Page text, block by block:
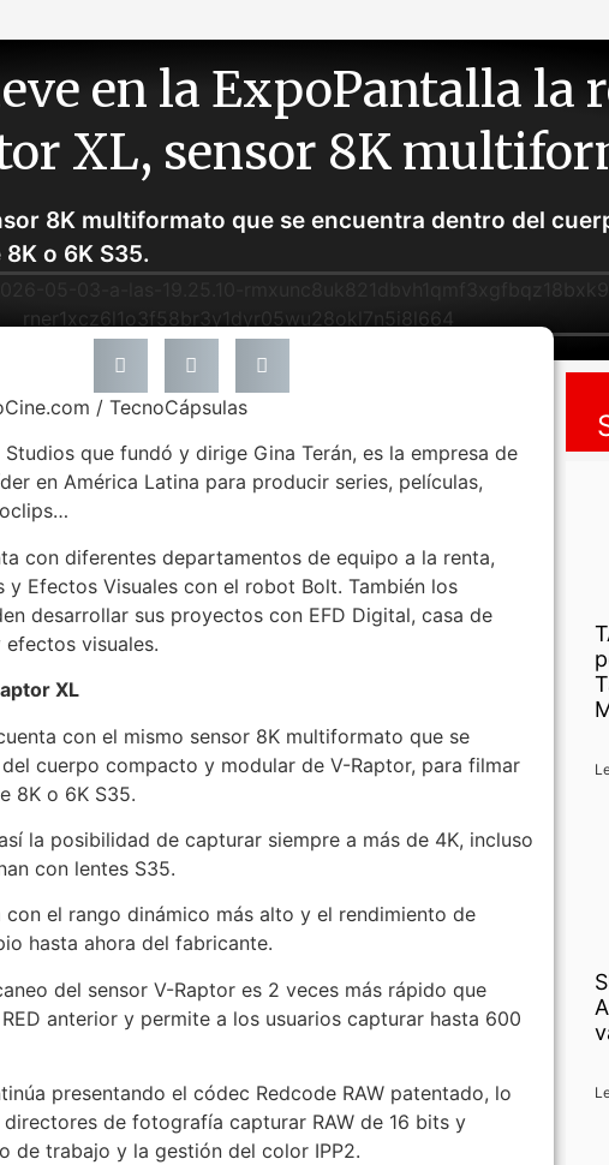
en la ExpoPantalla la
XL, sensor 8K
8K multiformato que se encuentra dentro del
o 6K S35.
/ TecnoCápsulas
Studios que fundó y dirige Gina Terán, es la empresa de
en América Latina para producir series, películas,
con diferentes departamentos de equipo a la renta,
y Efectos Visuales con el robot Bolt. También los
desarrollar sus proyectos con EFD Digital, casa de
visuales.
XL
con el mismo sensor 8K multiformato que se
cuerpo compacto y modular de V-Raptor, para filmar
8K o 6K S35.
la posibilidad de capturar siempre a más de 4K, incluso
con lentes S35.
con el rango dinámico más alto y el rendimiento de
hasta ahora del fabricante.
del sensor V-Raptor es 2 veces más rápido que
anterior y permite a los usuarios capturar hasta 600
presentando el códec Redcode RAW patentado, lo
de fotografía capturar RAW de 16 bits y
de trabajo y la gestión del color IPP2.